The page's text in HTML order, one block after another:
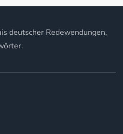
deutscher Redewendungen,